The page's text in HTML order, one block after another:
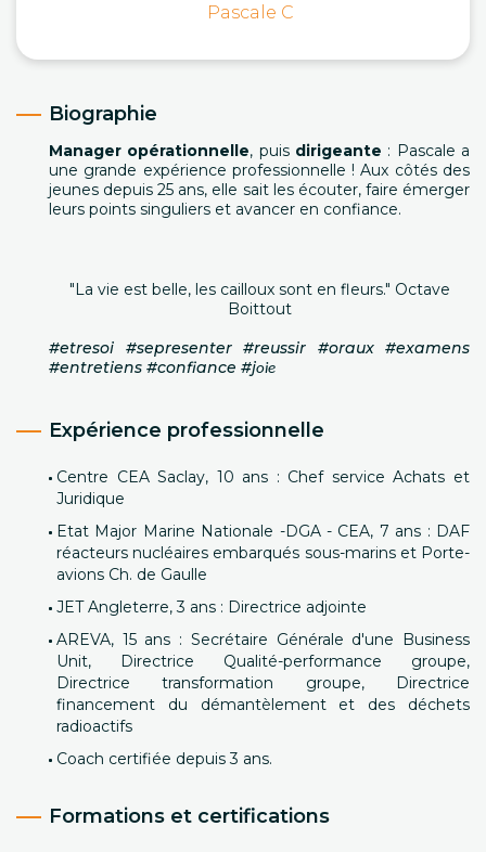
Pascale C
Biographie
Manager opérationnelle, puis dirigeante : Pascale a
une grande expérience professionnelle ! Aux côtés des
jeunes depuis 25 ans, elle sait les écouter, faire émerger
leurs points singuliers et avancer en confiance.
"La vie est belle, les cailloux sont en fleurs." Octave
Boittout
#etresoi #sepresenter #reussir #oraux #examens
#entretiens #confiance #joie
Expérience professionnelle
Centre CEA Saclay, 10 ans : Chef service Achats et
Juridique
Etat Major Marine Nationale -DGA - CEA, 7 ans : DAF
réacteurs nucléaires embarqués sous-marins et Porte-
avions Ch. de Gaulle
JET Angleterre, 3 ans : Directrice adjointe
AREVA, 15 ans : Secrétaire Générale d'une Business
Unit, Directrice Qualité-performance groupe,
Directrice transformation groupe, Directrice
financement du démantèlement et des déchets
radioactifs
Coach certifiée depuis 3 ans.
Formations et certifications